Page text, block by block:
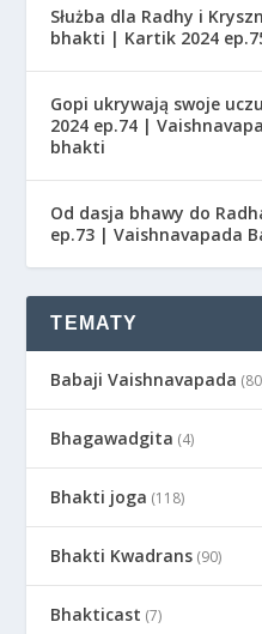
Służba dla Radhy i
bhakti | Kartik 2024
Gopi ukrywają swoje
2024 ep.74 |
bhakti
Od dasja bhawy do
ep.73 | Vaishnavapada
TEMATY
Babaji Vaishnavapada
Bhagawadgita (4)
Bhakti joga (118)
Bhakti Kwadrans (90)
Bhakticast (7)